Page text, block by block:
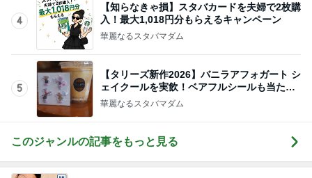
4
【知らなきゃ損】スタバカードを夫婦で2枚購
入！最大1,018円分もらえるキャンペーン
華麗なるスタバマダム
5
【タリーズ新作2026】バニラアフォガート シ
ェイクールを実飲！ベアフルシールも当たっ
た！
華麗なるスタバマダム
このジャンルの記事をもっと見る